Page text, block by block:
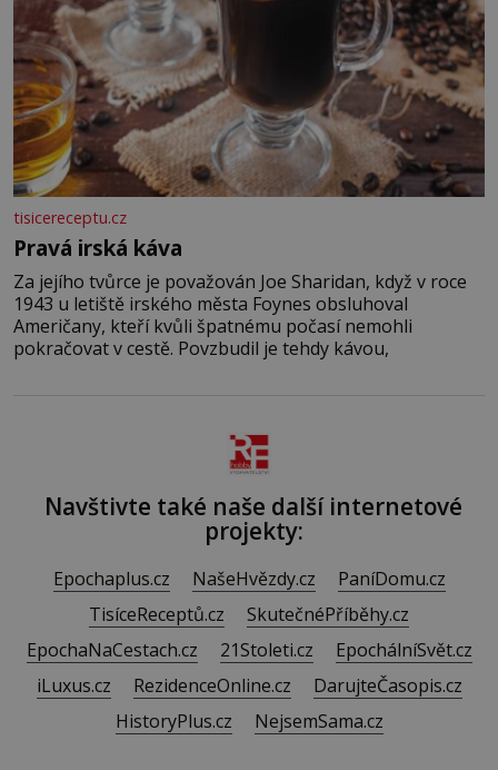
tisicereceptu.cz
Pravá irská káva
Za jejího tvůrce je považován Joe Sharidan, když v roce
1943 u letiště irského města Foynes obsluhoval
Američany, kteří kvůli špatnému počasí nemohli
pokračovat v cestě. Povzbudil je tehdy kávou,
Navštivte také naše další internetové
projekty:
Epochaplus.cz NašeHvězdy.cz
PaníDomu.cz
TisíceReceptů.cz
SkutečnéPříběhy.cz
EpochaNaCestach.cz
21Stoleti.cz
EpochálníSvět.cz
iLuxus.cz
RezidenceOnline.cz
DarujteČasopis.cz
HistoryPlus.cz
NejsemSama.cz